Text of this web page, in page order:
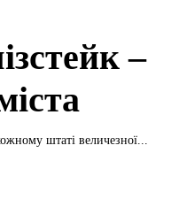
–
штаті величезної...